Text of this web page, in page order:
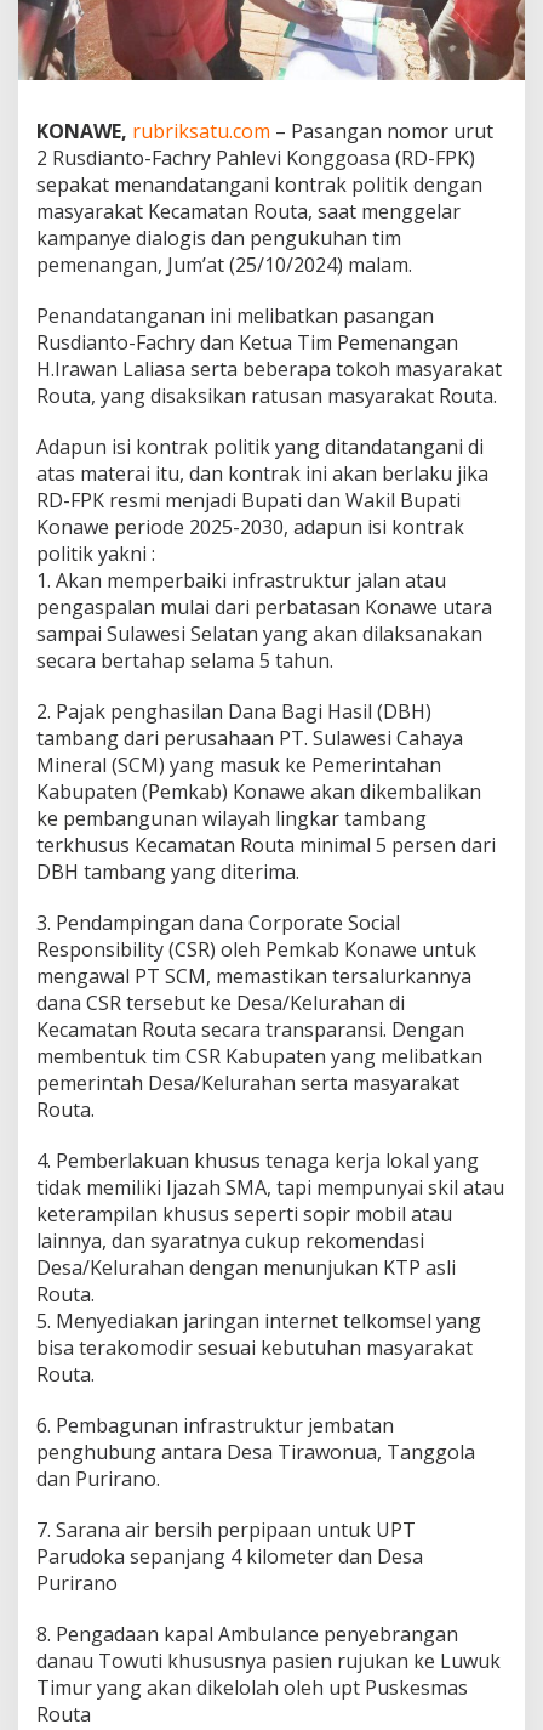
k
R
-
F
P
K
d
e
n
g
n
M
a
y
r
a
k
a
t
o
u
t
a
KONAWE, rubriksatu.com – Pasangan nomor urut
2 Rusdianto-Fachry Pahlevi Konggoasa (RD-FPK)
sepakat menandatangani kontrak politik dengan
masyarakat Kecamatan Routa, saat menggelar
kampanye dialogis dan pengukuhan tim
pemenangan, Jum’at (25/10/2024) malam.
Penandatanganan ini melibatkan pasangan
Rusdianto-Fachry dan Ketua Tim Pemenangan
H.Irawan Laliasa serta beberapa tokoh masyarakat
Routa, yang disaksikan ratusan masyarakat Routa.
Adapun isi kontrak politik yang ditandatangani di
atas materai itu, dan kontrak ini akan berlaku jika
RD-FPK resmi menjadi Bupati dan Wakil Bupati
Konawe periode 2025-2030, adapun isi kontrak
politik yakni :
1. Akan memperbaiki infrastruktur jalan atau
pengaspalan mulai dari perbatasan Konawe utara
sampai Sulawesi Selatan yang akan dilaksanakan
secara bertahap selama 5 tahun.
2. Pajak penghasilan Dana Bagi Hasil (DBH)
tambang dari perusahaan PT. Sulawesi Cahaya
Mineral (SCM) yang masuk ke Pemerintahan
Kabupaten (Pemkab) Konawe akan dikembalikan
ke pembangunan wilayah lingkar tambang
terkhusus Kecamatan Routa minimal 5 persen dari
DBH tambang yang diterima.
3. Pendampingan dana Corporate Social
Responsibility (CSR) oleh Pemkab Konawe untuk
mengawal PT SCM, memastikan tersalurkannya
dana CSR tersebut ke Desa/Kelurahan di
Kecamatan Routa secara transparansi. Dengan
membentuk tim CSR Kabupaten yang melibatkan
pemerintah Desa/Kelurahan serta masyarakat
Routa.
4. Pemberlakuan khusus tenaga kerja lokal yang
tidak memiliki Ijazah SMA, tapi mempunyai skil atau
keterampilan khusus seperti sopir mobil atau
lainnya, dan syaratnya cukup rekomendasi
Desa/Kelurahan dengan menunjukan KTP asli
Routa.
5. Menyediakan jaringan internet telkomsel yang
bisa terakomodir sesuai kebutuhan masyarakat
Routa.
6. Pembagunan infrastruktur jembatan
penghubung antara Desa Tirawonua, Tanggola
dan Purirano.
7. Sarana air bersih perpipaan untuk UPT
Parudoka sepanjang 4 kilometer dan Desa
Purirano
8. Pengadaan kapal Ambulance penyebrangan
danau Towuti khususnya pasien rujukan ke Luwuk
Timur yang akan dikelolah oleh upt Puskesmas
Routa